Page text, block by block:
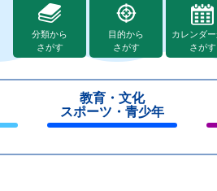
分類から
さがす
目的から
さがす
カレンダ
さがす
教育・文化
スポーツ・青少年
じ